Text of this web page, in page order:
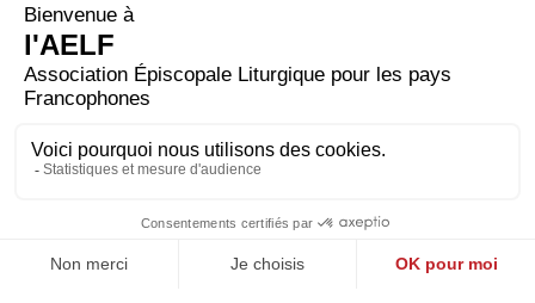
ORAISON
Pour le bien de tous et pour ta gloire, Seigneur, tu as
voulu que chaque membre de ton peuple te serve selon
trouver sa fonction dans l'Église, en vue de constituer
avec ses frères le corps de Jésus Christ. Lui qui règne.